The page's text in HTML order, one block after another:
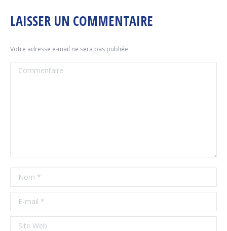
LAISSER UN COMMENTAIRE
Votre adresse e-mail ne sera pas publiée
Commentaire
Nom *
E-mail *
Site Web